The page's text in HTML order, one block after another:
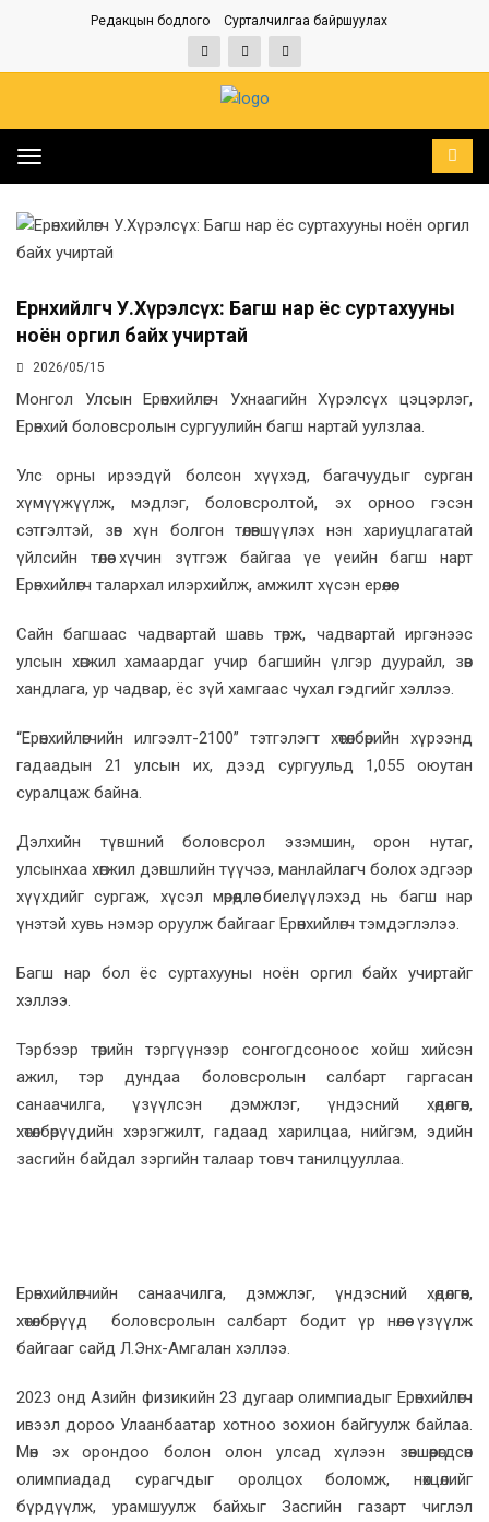
Редакцын бодлого Сурталчилгаа байршуулах
Toggle
Ерөнхийлөгч У.Хүрэлсүх: Багш нар ёс суртахууны
ноён оргил байх учиртай
2026/05/15
Монгол Улсын Ерөнхийлөгч Ухнаагийн Хүрэлсүх цэцэрлэг,
Ерөнхий боловсролын сургуулийн багш нартай уулзлаа.
Улс орны ирээдүй болсон хүүхэд, багачуудыг сурган
хүмүүжүүлж, мэдлэг, боловсролтой, эх орноо гэсэн
сэтгэлтэй, зөв хүн болгон төлөвшүүлэх нэн хариуцлагатай
үйлсийн төлөө хүчин зүтгэж байгаа үе үеийн багш нарт
Ерөнхийлөгч талархал илэрхийлж, амжилт хүсэн ерөөлөө.
Сайн багшаас чадвартай шавь төрж, чадвартай иргэнээс
улсын хөгжил хамаардаг учир багшийн үлгэр дуурайл, зөв
хандлага, ур чадвар, ёс зүй хамгаас чухал гэдгийг хэллээ.
“Ерөнхийлөгчийн илгээлт-2100” тэтгэлэгт хөтөлбөрийн хүрээнд
гадаадын 21 улсын их, дээд сургуульд 1,055 оюутан
суралцаж байна.
Дэлхийн түвшний боловсрол эзэмшин, орон нутаг,
улсынхаа хөгжил дэвшлийн түүчээ, манлайлагч болох эдгээр
хүүхдийг сургаж, хүсэл мөрөөдлөө биелүүлэхэд нь багш нар
үнэтэй хувь нэмэр оруулж байгааг Ерөнхийлөгч тэмдэглэлээ.
Багш нар бол ёс суртахууны ноён оргил байх учиртайг
хэллээ.
Тэрбээр төрийн тэргүүнээр сонгогдсоноос хойш хийсэн
ажил, тэр дундаа боловсролын салбарт гаргасан
санаачилга, үзүүлсэн дэмжлэг, үндэсний хөдөлгөөн,
хөтөлбөрүүдийн хэрэгжилт, гадаад харилцаа, нийгэм, эдийн
засгийн байдал зэргийн талаар товч танилцууллаа.
Ерөнхийлөгчийн санаачилга, дэмжлэг, үндэсний хөдөлгөөн,
хөтөлбөрүүд боловсролын салбарт бодит үр нөлөө үзүүлж
байгааг сайд Л.Энх-Амгалан хэллээ.
2023 онд Азийн физикийн 23 дугаар олимпиадыг Ерөнхийлөгч
ивээл дороо Улаанбаатар хотноо зохион байгуулж байлаа.
Мөн эх орондоо болон олон улсад хүлээн зөвшөөрөгдсөн
олимпиадад сурагчдыг оролцох боломж, нөхцөлийг
бүрдүүлж, урамшуулж байхыг Засгийн газарт чиглэл